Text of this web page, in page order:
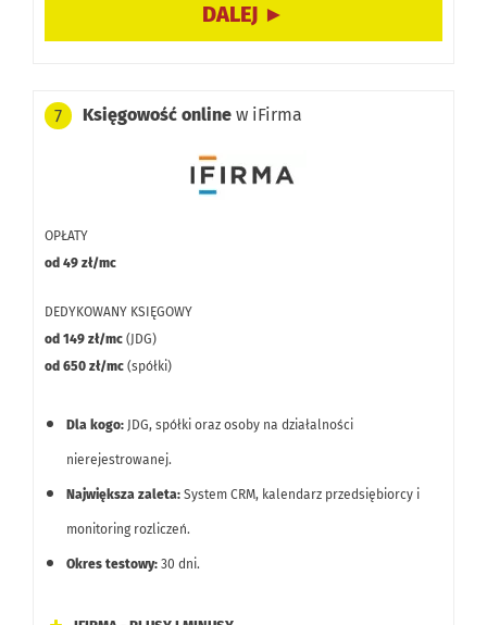
7 Księgowość online w iFirma
OPŁATY
od 49 zł/mc
DEDYKOWANY KSIĘGOWY
od 149 zł/mc (JDG)
od 650 zł/mc (spółki)
Dla kogo: JDG, spółki oraz osoby na działalności
nierejestrowanej.
Największa zaleta: System CRM, kalendarz przedsiębiorcy i
monitoring rozliczeń.
Okres testowy: 30 dni.